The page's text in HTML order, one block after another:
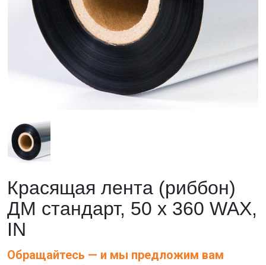
Красящая лента (риббон)
ДМ стандарт, 50 х 360 WAX,
IN
Обращайтесь — и мы предложим вам